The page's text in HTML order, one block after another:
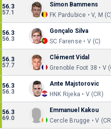
56.3
57.1
Simon Bammens
FK Pardubice • V, M
56.3
56.3
Gonçalo Silva
SC Farense • V (C)
56.3
57.7
Clément Vidal
Grenoble Foot 38 • V
56.3
56.3
Ante Majstorovic
HNK Rijeka • V (CR)
56.3
69.0
Emmanuel Kakou
Cercle Brugge • V